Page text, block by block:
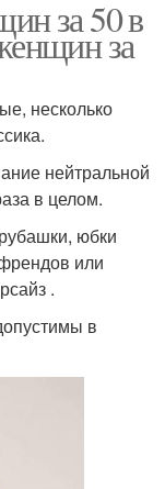
за 50 в
за
несколько
нейтральной
в целом.
юбки
или
.
в